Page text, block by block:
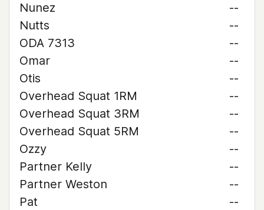
Nunez
--
Nutts
--
ODA 7313
--
Omar
--
Otis
--
Overhead Squat 1RM
--
Overhead Squat 3RM
--
Overhead Squat 5RM
--
Ozzy
--
Partner Kelly
--
Partner Weston
--
Pat
--